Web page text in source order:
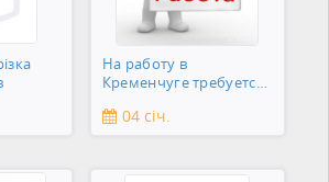
На работу в
Кременчуге требуется
04 січ.